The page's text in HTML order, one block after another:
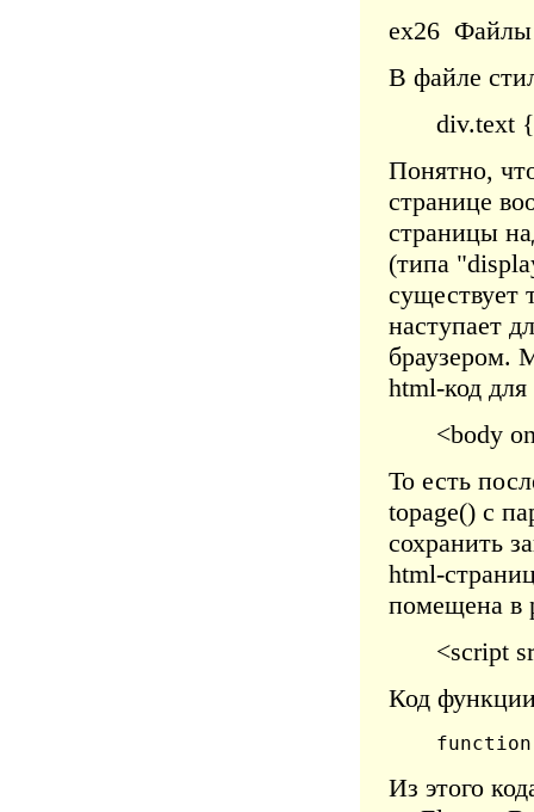
ex26Файлы
В файле
div.text
Понятно,
странице
страницы
(типа
существует
наступает
html-код для
<body
То есть
topage() с
сохранить
html-
помещена в
<script
Код
Из этого